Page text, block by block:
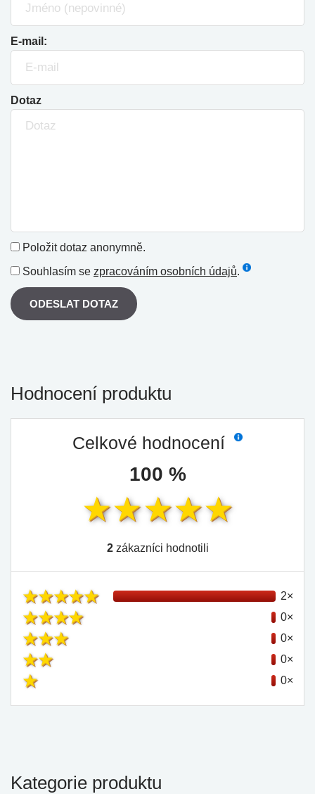
E-mail:
Dotaz
Položit dotaz anonymně.
Souhlasím se zpracováním osobních údajů.
ODESLAT DOTAZ
Hodnocení produktu
Celkové hodnocení
100 %
2zákazníci hodnotili
2×
0×
0×
0×
0×
Kategorie produktu